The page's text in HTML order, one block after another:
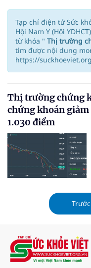
Tạp chí điện tử Sức
Hội Nam Y (Hội
từ khóa " Thị trường
tìm được nội dung
https://
Thị trường chứng
chứng khoán
1.030 điểm